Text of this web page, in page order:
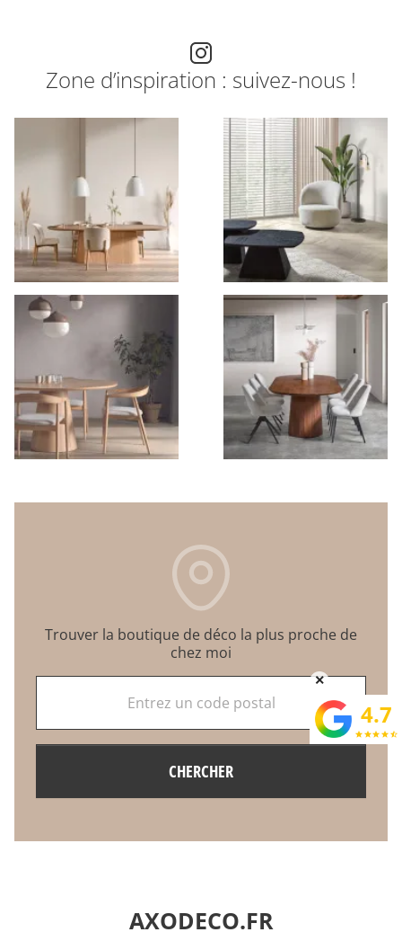
Zone d’inspiration : suivez-nous !
Trouver la boutique de déco la plus proche de
chez moi
CHERCHER
AXODECO.FR
×
4.7
star starstar star star_half